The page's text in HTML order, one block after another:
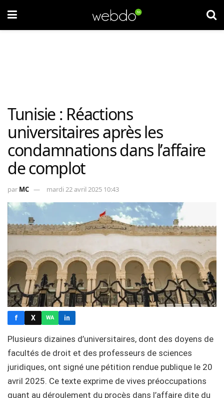
Tunisie : Réactions
universitaires après les
condamnations dans l’affaire
de complot
par MC mardi 22 avril 2025 10:43
f X WA in
Plusieurs dizaines d’universitaires, dont des doyens de
facultés de droit et des professeurs de sciences
juridiques, ont signé une pétition rendue publique le 20
avril 2025. Ce texte exprime de vives préoccupations
quant au déroulement du procès dans l’affaire dite du